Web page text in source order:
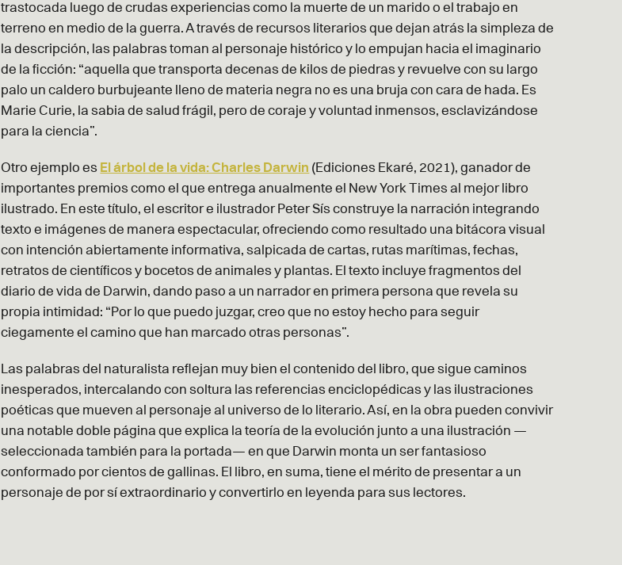
trastocada luego de crudas experiencias como la muerte de un marido o el trabajo en
terreno en medio de la guerra. A través de recursos literarios que dejan atrás la simpleza de
la descripción, las palabras toman al personaje histórico y lo empujan hacia el imaginario
de la ficción: “aquella que transporta decenas de kilos de piedras y revuelve con su largo
palo un caldero burbujeante lleno de materia negra no es una bruja con cara de hada. Es
Marie Curie, la sabia de salud frágil, pero de coraje y voluntad inmensos, esclavizándose
para la ciencia”.
Otro ejemplo es El árbol de la vida: Charles Darwin (Ediciones Ekaré, 2021), ganador de
importantes premios como el que entrega anualmente el New York Times al mejor libro
ilustrado. En este título, el escritor e ilustrador Peter Sís construye la narración integrando
texto e imágenes de manera espectacular, ofreciendo como resultado una bitácora visual
con intención abiertamente informativa, salpicada de cartas, rutas marítimas, fechas,
retratos de científicos y bocetos de animales y plantas. El texto incluye fragmentos del
diario de vida de Darwin, dando paso a un narrador en primera persona que revela su
propia intimidad: “Por lo que puedo juzgar, creo que no estoy hecho para seguir
ciegamente el camino que han marcado otras personas”.
Las palabras del naturalista reflejan muy bien el contenido del libro, que sigue caminos
inesperados, intercalando con soltura las referencias enciclopédicas y las ilustraciones
poéticas que mueven al personaje al universo de lo literario. Así, en la obra pueden convivir
una notable doble página que explica la teoría de la evolución junto a una ilustración —
seleccionada también para la portada— en que Darwin monta un ser fantasioso
conformado por cientos de gallinas. El libro, en suma, tiene el mérito de presentar a un
personaje de por sí extraordinario y convertirlo en leyenda para sus lectores.